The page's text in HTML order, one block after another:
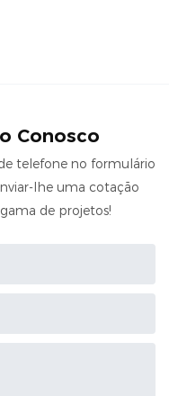
Conosco
telefone no formulário
lhe uma cotação
de projetos!